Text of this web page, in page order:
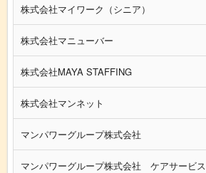
株式会社マイワーク（シニア）
株式会社マニューバー
株式会社MAYA STAFFING
株式会社マンネット
マンパワーグループ株式会社
マンパワーグループ株式会社 ケアサービス